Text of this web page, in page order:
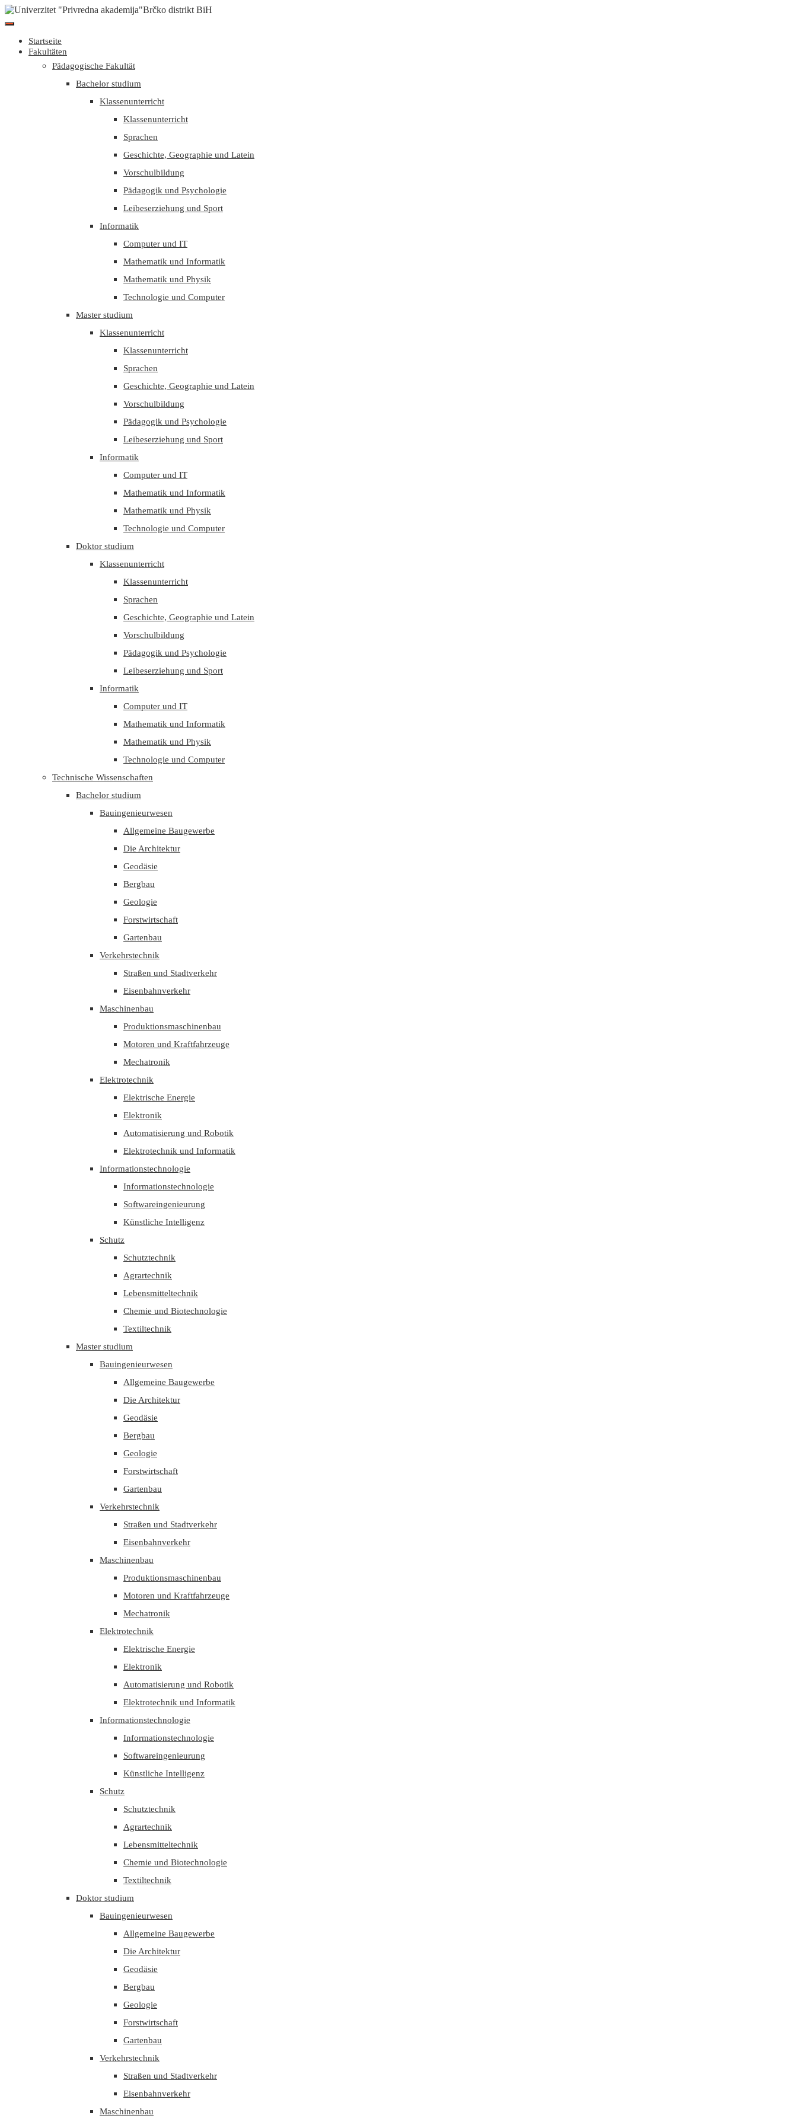
Startseite
Fakultäten
Pädagogische Fakultät
Bachelor studium
Klassenunterricht
Klassenunterricht
Sprachen
Geschichte, Geographie und Latein
Vorschulbildung
Pädagogik und Psychologie
Leibeserziehung und Sport
Informatik
Computer und IT
Mathematik und Informatik
Mathematik und Physik
Technologie und Computer
Master studium
Klassenunterricht
Klassenunterricht
Sprachen
Geschichte, Geographie und Latein
Vorschulbildung
Pädagogik und Psychologie
Leibeserziehung und Sport
Informatik
Computer und IT
Mathematik und Informatik
Mathematik und Physik
Technologie und Computer
Doktor studium
Klassenunterricht
Klassenunterricht
Sprachen
Geschichte, Geographie und Latein
Vorschulbildung
Pädagogik und Psychologie
Leibeserziehung und Sport
Informatik
Computer und IT
Mathematik und Informatik
Mathematik und Physik
Technologie und Computer
Technische Wissenschaften
Bachelor studium
Bauingenieurwesen
Allgemeine Baugewerbe
Die Architektur
Geodäsie
Bergbau
Geologie
Forstwirtschaft
Gartenbau
Verkehrstechnik
Straßen und Stadtverkehr
Eisenbahnverkehr
Maschinenbau
Produktionsmaschinenbau
Motoren und Kraftfahrzeuge
Mechatronik
Elektrotechnik
Elektrische Energie
Elektronik
Automatisierung und Robotik
Elektrotechnik und Informatik
Informationstechnologie
Informationstechnologie
Softwareingenieurung
Künstliche Intelligenz
Schutz
Schutztechnik
Agrartechnik
Lebensmitteltechnik
Chemie und Biotechnologie
Textiltechnik
Master studium
Bauingenieurwesen
Allgemeine Baugewerbe
Die Architektur
Geodäsie
Bergbau
Geologie
Forstwirtschaft
Gartenbau
Verkehrstechnik
Straßen und Stadtverkehr
Eisenbahnverkehr
Maschinenbau
Produktionsmaschinenbau
Motoren und Kraftfahrzeuge
Mechatronik
Elektrotechnik
Elektrische Energie
Elektronik
Automatisierung und Robotik
Elektrotechnik und Informatik
Informationstechnologie
Informationstechnologie
Softwareingenieurung
Künstliche Intelligenz
Schutz
Schutztechnik
Agrartechnik
Lebensmitteltechnik
Chemie und Biotechnologie
Textiltechnik
Doktor studium
Bauingenieurwesen
Allgemeine Baugewerbe
Die Architektur
Geodäsie
Bergbau
Geologie
Forstwirtschaft
Gartenbau
Verkehrstechnik
Straßen und Stadtverkehr
Eisenbahnverkehr
Maschinenbau